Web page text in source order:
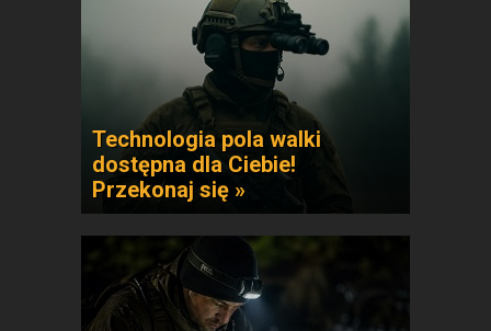
Technologia pola walki
dostępna dla Ciebie!
Przekonaj się »